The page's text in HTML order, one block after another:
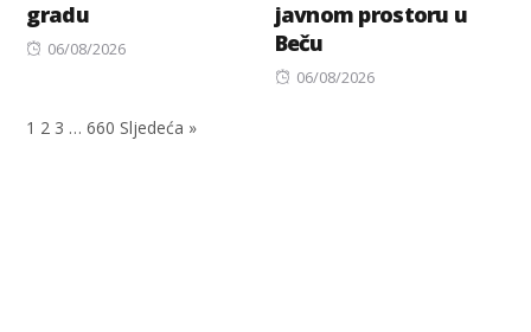
gradu
Posted
06/08/2026
javnom prostoru u
Beču
Posted
06/08/2026
1 2 3 … 660 Sljedeća »